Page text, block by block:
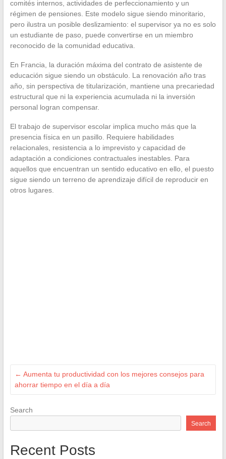
comités internos, actividades de perfeccionamiento y un
régimen de pensiones. Este modelo sigue siendo minoritario,
pero ilustra un posible deslizamiento: el supervisor ya no es solo
un estudiante de paso, puede convertirse en un miembro
reconocido de la comunidad educativa.
En Francia, la duración máxima del contrato de asistente de
educación sigue siendo un obstáculo. La renovación año tras
año, sin perspectiva de titularización, mantiene una precariedad
estructural que ni la experiencia acumulada ni la inversión
personal logran compensar.
El trabajo de supervisor escolar implica mucho más que la
presencia física en un pasillo. Requiere habilidades
relacionales, resistencia a lo imprevisto y capacidad de
adaptación a condiciones contractuales inestables. Para
aquellos que encuentran un sentido educativo en ello, el puesto
sigue siendo un terreno de aprendizaje difícil de reproducir en
otros lugares.
← Aumenta tu productividad con los mejores consejos para
ahorrar tiempo en el día a día
Search
Search
Recent Posts